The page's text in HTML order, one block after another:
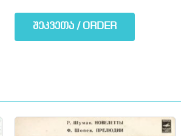
შეკვეთა / ORDER